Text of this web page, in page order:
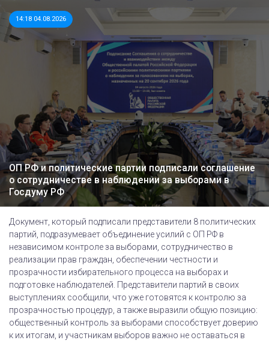
14:18 04.08.2026
ОП РФ и политические партии подписали соглашение
о сотрудничестве в наблюдении за выборами в
Госдуму РФ
Документ, который подписали представители 8 политических
партий, подразумевает объединение усилий с ОП РФ в
независимом контроле за выборами, сотрудничество в
реализации прав граждан, обеспечении честности и
прозрачности избирательного процесса на выборах и
подготовке наблюдателей. Представители партий в своих
выступлениях сообщили, что уже готовятся к контролю за
прозрачностью процедур, а также выразили общую позицию:
общественный контроль за выборами способствует доверию
к их итогам, и участникам выборов важно не оставаться в